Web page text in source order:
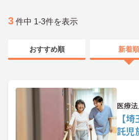
3 件中 1-3件を表示
おすすめ順 新着順
医療
【
託児